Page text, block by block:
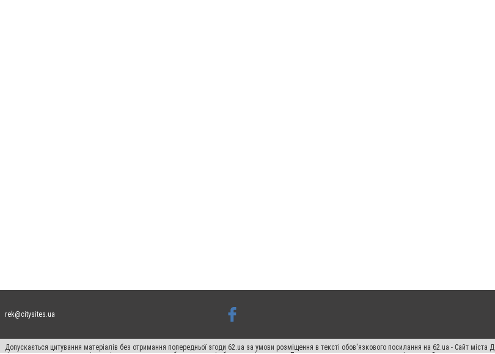
rek@citysites.ua
Допускається цитування матеріалів без отримання попередньої згоди 62.ua за умови розміщення в тексті обов'язкового посилання на 62.ua - Сайт